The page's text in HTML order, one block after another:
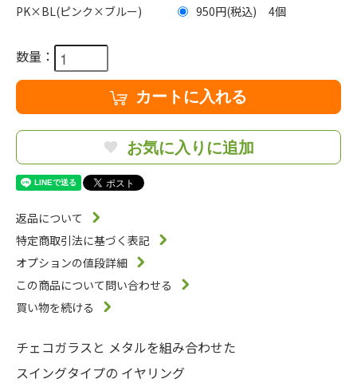
PK×BL(ピンク×ブルー) 950円(税込) 4
数量：
カートに入れる
お気に入りに追加
返品について
特定商取引法に基づく表記
オプションの値段詳細
この商品について問い合わせる
買い物を続ける
チェコガラスと メタルを組み合わせた
スイングタイプの イヤリング